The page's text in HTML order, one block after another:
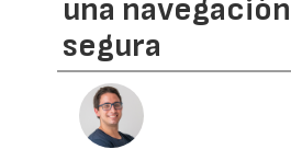
una
segura